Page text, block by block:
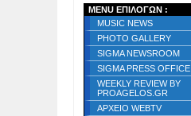
MENU ΕΠΙΛΟΓΩΝ :
MUSIC NEWS
PHOTO GALLERY
SIGMA NEWSROOM
SIGMA PRESS OFFICE
WEEKLY REVIEW BY
PROAGELOS.GR
ΑΡΧΕΙΟ WEBTV